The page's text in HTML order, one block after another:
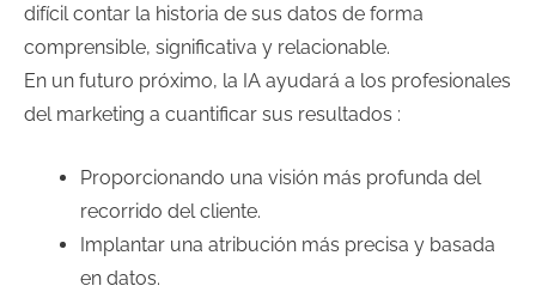
difícil contar la historia de sus datos de forma
comprensible, significativa y relacionable.
En un futuro próximo, la IA ayudará a los profesionales
del marketing a cuantificar sus resultados :
Proporcionando una visión más profunda del
recorrido del cliente.
Implantar una atribución más precisa y basada
en datos.